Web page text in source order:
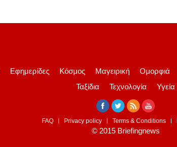
Εφημερίδες Κόσμος Μαγειρική Ομορφιά
Ταξίδια
Τεχνολογία Υγεία
FAQ Privacy policy Terms & Conditions
© 2015 Briefingnews